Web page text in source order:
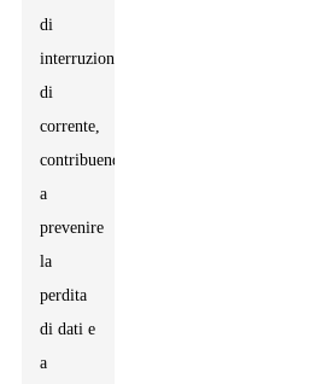
di
interruzione
di
corrente,
contribuendo
a
prevenire
la
perdita
di dati e
a